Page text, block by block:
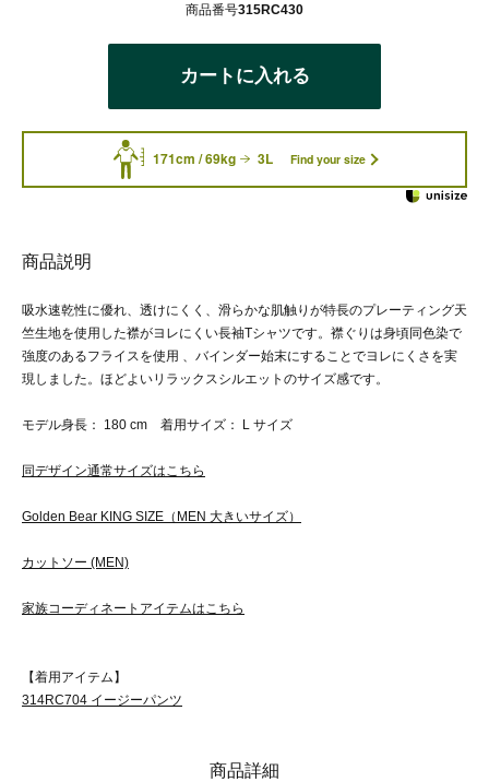
商品番号315RC430
カートに入れる
171cm / 69kg 3L Find your size
商品説明
吸水速乾性に優れ、透けにくく、滑らかな肌触りが特長のプレーティング天
竺生地を使用した襟がヨレにくい長袖Tシャツです。襟ぐりは身頃同色染で
強度のあるフライスを使用 、バインダー始末にすることでヨレにくさを実
現しました。ほどよいリラックスシルエットのサイズ感です。
モデル身長： 180 cm 着用サイズ： L サイズ
同デザイン通常サイズはこちら
Golden Bear KING SIZE（MEN 大きいサイズ）
カットソー (MEN)
家族コーディネートアイテムはこちら
【着用アイテム】
314RC704 イージーパンツ
商品詳細